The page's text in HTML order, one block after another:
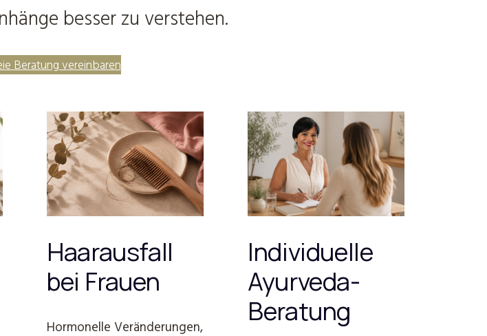
besser zu verstehen.
Beratung vereinbaren
Haarausfall
bei Frauen
Hormonelle Veränderungen,
Individuelle
Ayurveda-
Beratung